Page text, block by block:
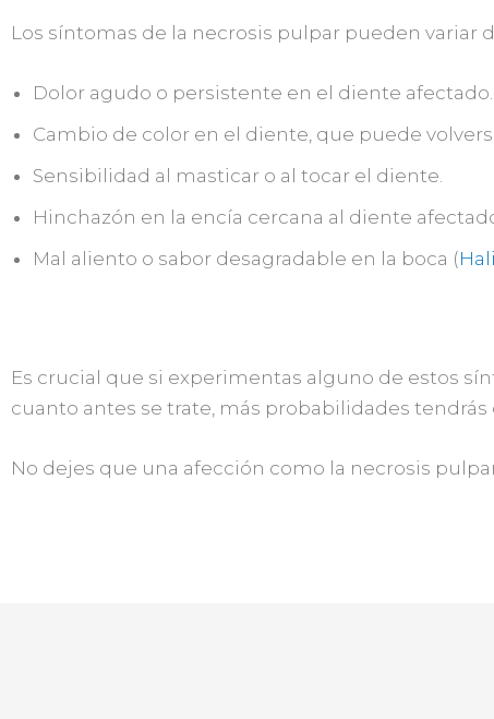
Los síntomas de la necrosis pulpar pueden
Dolor agudo o persistente en el diente afectado.
Cambio de color en el diente, que puede
Sensibilidad al masticar o al tocar el diente.
Hinchazón en la encía cercana al diente
Mal aliento o sabor desagradable en la boca (
Es crucial que si experimentas alguno de estos
cuanto antes se trate, más probabilidades tendrás
No dejes que una afección como la necrosis